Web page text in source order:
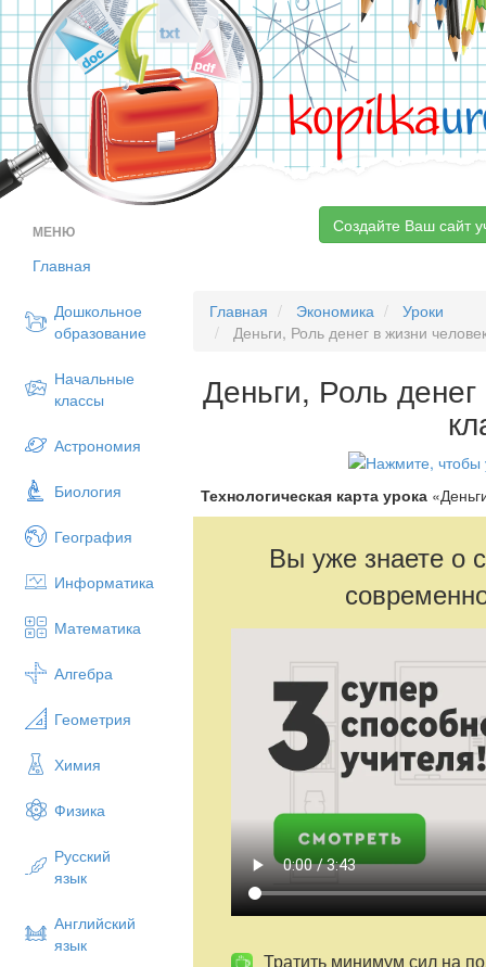
kopilka
МЕНЮ
Главная
Дошкольное
образование
Начальные
классы
Астрономия
Биология
География
Информатика
Математика
Алгебра
Геометрия
Химия
Физика
Русский
язык
Английский
язык
Создайте Ваш сайт
Главная Экономика
Уроки
Деньги, Роль денег в жизни
Деньги, Роль
Технологическая карта урока
Вы уже знаете о
Тратить минимум сил на